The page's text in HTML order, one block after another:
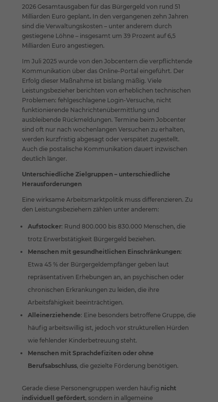
2026 Gesamtausgaben für das Bürgergeld von rund 51
Milliarden Euro geplant.In den vergangenen zehn Jahren
sind die Verwaltungskosten – unter anderem durch
gestiegene Löhne – insgesamt um 39 Prozent auf 6,5
Milliarden Euro angestiegen.
Im Juli 2025 wurde von den Jobcentern die verpflichtende
Kommunikation über das Online-Portal eingeführt. Der
Erfolg dieser Maßnahme ist bislang mäßig. Viele
Leistungsbezieher berichten von erheblichen technischen
Problemen: fehlgeschlagene Login-Versuche, nicht
funktionierende Nachrichtenübermittlung und
ausbleibende Rückmeldungen. Termine beim Jobcenter
sind oft nur nach wochenlangen Versuchen zu erhalten,
werden kurzfristig abgesagt oder verspätet zugestellt.
Auch die postalische Kommunikation dauert inzwischen
deutlich länger.
Unterschiedliche Zielgruppen – unterschiedliche
Herausforderungen
Eine wirksame Arbeitsmarktpolitik muss differenzieren. Zu
den Leistungsbeziehern zählen unter anderem:
Aufstocker: Rund 800.000 bis 830.000 Menschen, die
trotz Erwerbstätigkeit Bürgergeld beziehen.
Menschen mit gesundheitlichen Einschränkungen:
Etwa 45 % der Bürgergeldempfänger geben laut
repräsentativen Erhebungen an, an psychischen oder
chronischen Erkrankungen zu leiden, die ihre
Arbeitsfähigkeit beeinträchtigen.
Alleinerziehende: Eine besonders betroffene Gruppe, die
häufig arbeitswillig ist, jedoch vor strukturellen Hürden
wie fehlender Kinderbetreuung steht.
Menschen mit Sprachdefiziten oder ohne
Berufsabschluss, die gezielte Förderung benötigen.
Gerade diese Personengruppen werden häufig nicht
individuell gefördert, sondern in allgemeine
Cookies. Sie können Ihre Einwilligung zu ganzen
Kategorien geben oder sich weitere Informationen
anzeigen lassen und so nur bestimmte Cookies auswählen.
Alle akzeptieren Speichern
Zurück
Datenschutzeinstellungen
Essenziell (1)
Essenzielle Cookies ermöglichen grundlegende Funktionen und
sind für die einwandfreie Funktion der Website erforderlich.
Cookie-Informationen anzeigen
Externe Medien (7)
Inhalte von Videoplattformen und Social-Media-Plattformen
werden standardmäßig blockiert. Wenn Cookies von externen
Medien akzeptiert werden, bedarf der Zugriff auf diese Inhalte
keiner manuellen Einwilligung mehr.
Datenschutzerklärung